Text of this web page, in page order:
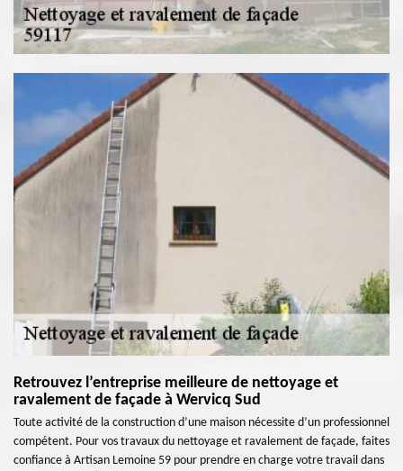
Retrouvez l’entreprise meilleure de nettoyage et
ravalement de façade à Wervicq Sud
Toute activité de la construction d’une maison nécessite d’un professionnel
compétent. Pour vos travaux du nettoyage et ravalement de façade, faites
confiance à Artisan Lemoine 59 pour prendre en charge votre travail dans